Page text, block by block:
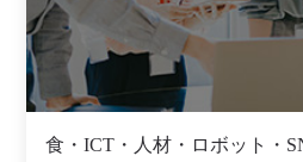
食・ICT・人材・ロボット・